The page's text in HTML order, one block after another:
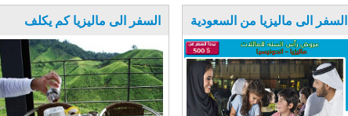
السفر الى ماليزيا كم يكلف السفر الى ماليزيا من السعودية